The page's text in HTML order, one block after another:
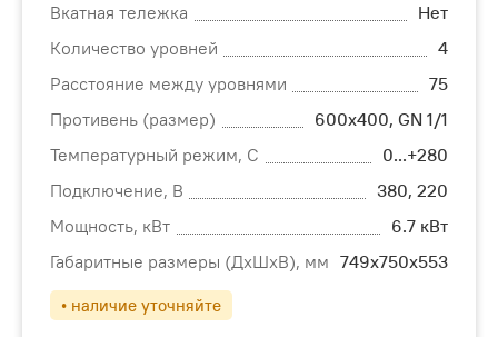
Вкатная тележка
Нет
Количество уровней
4
Расстояние между уровнями
75
Противень (размер)
600х400, GN 1/1
Температурный режим, С
0...+280
Подключение, В
380, 220
Мощность, кВт
6.7 кВт
Габаритные размеры (ДхШхВ), мм 749х750х553
• наличие уточняйте